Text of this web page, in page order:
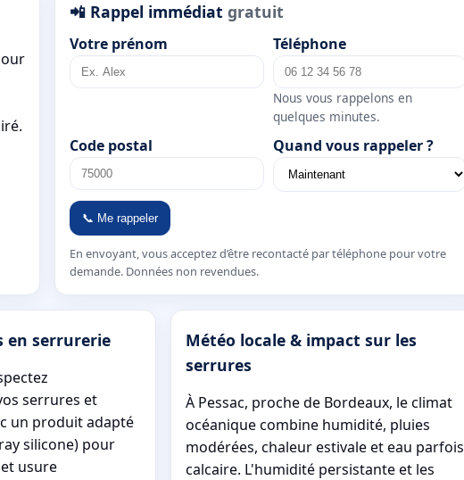
📲 Rappel immédiatgratuit
Votre prénom Téléphone
Nous vous rappelons en
quelques minutes.
Code postal Quand vous rappeler ?
📞 Me rappeler
En envoyant, vous acceptez d’être recontacté par téléphone pour votre
demande. Données non revendues.
en serrurerie
serrures et
un produit adapté
silicone) pour
usure
Météo locale & impact sur les
serrures
À Pessac, proche de Bordeaux, le climat
océanique combine humidité, pluies
modérées, chaleur estivale et eau parfois
calcaire. L'humidité persistante et les